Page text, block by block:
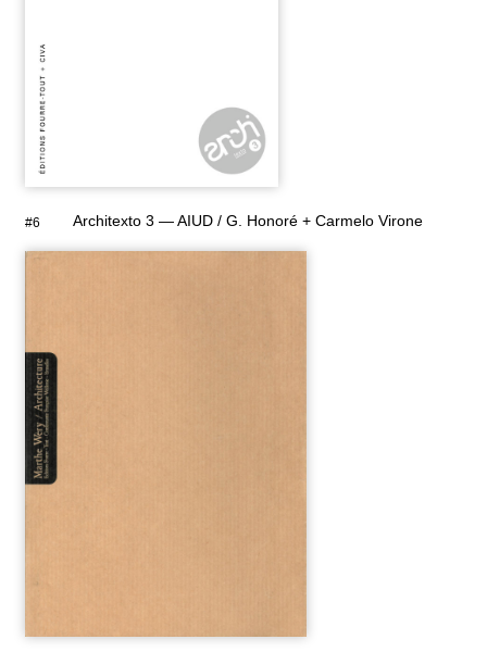
#6 Architexto 3 — AIUD / G. Honoré + Carmelo Virone